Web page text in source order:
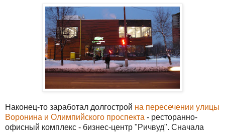
Наконец-то заработал долгострой на пересечении улицы
Воронина и Олимпийского проспекта - ресторанно-
офисный комплекс - бизнес-центр "Ричвуд". Сначала